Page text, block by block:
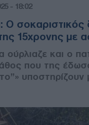
- 18:02
Ο σοκαριστικός
15χρονης με
ούρλιαζε και ο
που της
υποστηρίζουν